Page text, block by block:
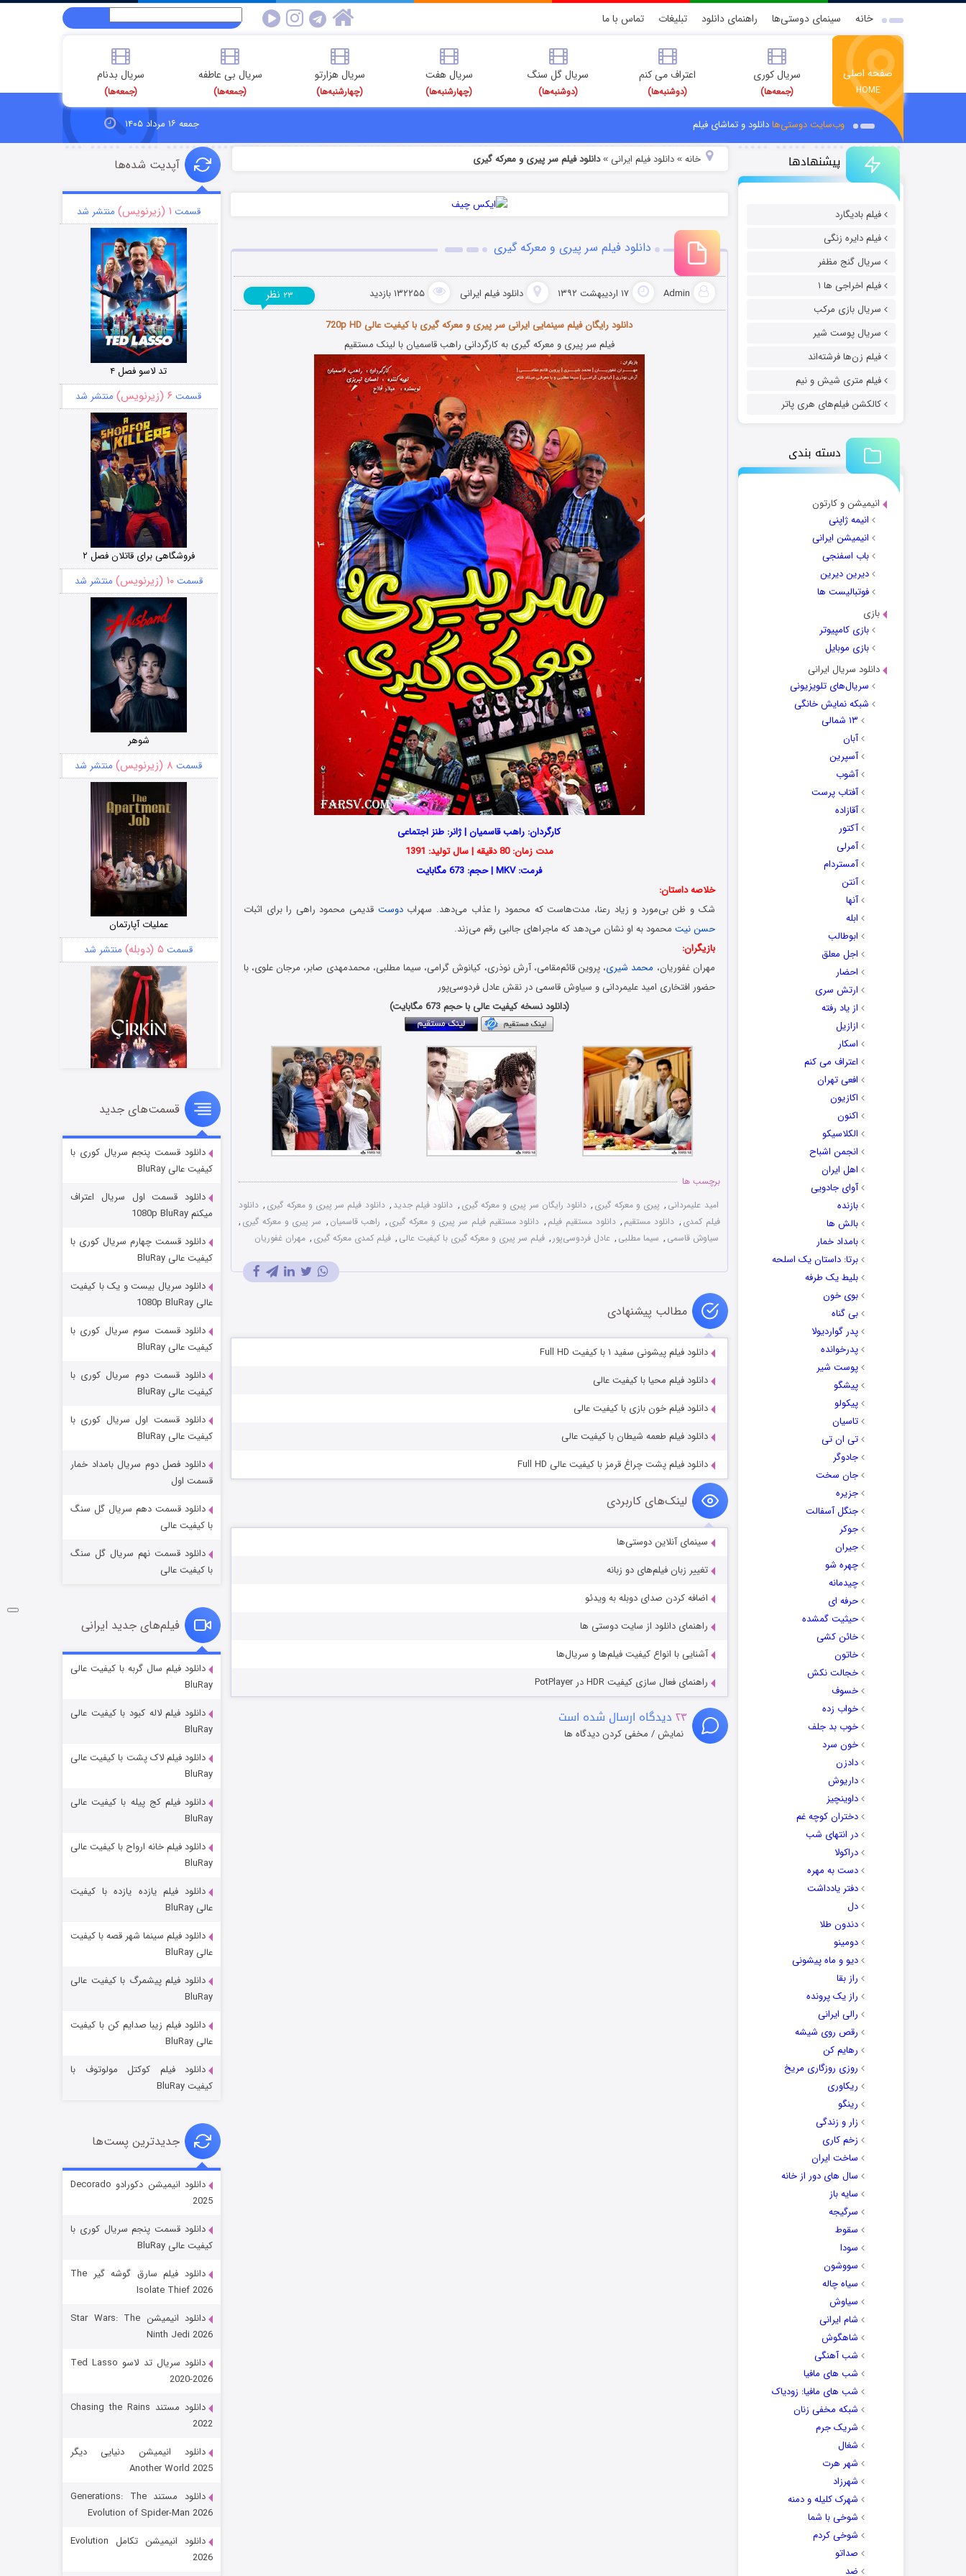
خانه سینمای دوستی‌ها راهنمای دانلود تبلیغات تماس با ما
صفحه اصلی
HOME
سریال کوری
(جمعه‌ها)
اعتراف می کنم
(دوشنبه‌ها)
سریال گل سنگ
(دوشنبه‌ها)
سریال هفت
(چهارشنبه‌ها)
سریال هزارتو
(چهارشنبه‌ها)
سریال بی عاطفه
(جمعه‌ها)
سریال بدنام
(جمعه‌ها)
وب‌سایت دوستی‌هادانلود و تماشای فیلم جمعه ۱۶ مرداد ۱۴۰۵
پیشنهادها
فیلم بادیگارد
فیلم دایره زنگی
سریال گنج مظفر
فیلم اخراجی ها ۱
سریال بازی مرکب
سریال پوست شیر
فیلم زن‌ها فرشته‌اند
فیلم متری شیش و نیم
کالکشن فیلم‌های هری پاتر
دسته بندی
انیمیشن و کارتون
انیمه ژاپنی
انیمیشن ایرانی
باب اسفنجی
دیرین دیرین
فوتبالیست ها
بازی
بازی کامپیوتر
بازی موبایل
دانلود سریال ایرانی
سریال‌های تلویزیونی
شبکه نمایش خانگی
۱۳ شمالی
آبان
آسپرین
آشوب
آفتاب پرست
آقازاده
آکتور
آمرلی
آمستردام
آنتن
آنها
ابله
ابوطالب
اجل معلق
احضار
ارتش سری
از یاد رفته
ازازیل
اسکار
اعتراف می کنم
افعی تهران
اکازیون
اکنون
الکلاسیکو
انجمن اشباح
اهل ایران
آوای جادویی
بازنده
بالش ها
بامداد خمار
برتا: داستان یک اسلحه
بلیط یک‌‌ طرفه
بوی خون
بی گناه
پدر گواردیولا
پدرخوانده
پوست شیر
پیشگو
پیکولو
تاسیان
تی ان تی
جادوگر
جان سخت
جزیره
جنگل آسفالت
جوکر
جیران
چهره شو
چیدمانه
حرفه ای
حیثیت گمشده
خائن کشی
خاتون
خجالت نکش
خسوف
خواب زده
خوب بد جلف
خون سرد
دادزن
داریوش
داوینچیز
دختران کوچه غم
در انتهای شب
دراکولا
دست به مهره
دفتر یادداشت
دل
دندون طلا
دومینو
دیو و ماه پیشونی
راز بقا
راز یک پرونده
رالی ایرانی
رقص روی شیشه
رهایم کن
روزی روزگاری مریخ
ریکاوری
رینگو
زار و زندگی
زخم کاری
ساخت ایران
سال های دور از خانه
سایه باز
سرگیجه
سقوط
سودا
سووشون
سیاه چاله
سیاوش
شام ایرانی
شاهگوش
شب آهنگی
شب های مافیا
شب های مافیا: زودیاک
شبکه مخفی زنان
شریک جرم
شغال
شهر هرت
شهرزاد
شهرک کلیله و دمنه
شوخی با شما
شوخی کردم
صداتو
ضد
خانه» دانلود فیلم‌ ایرانی »دانلود فیلم سر پیری و معرکه گیری
دانلود فیلم سر پیری و معرکه گیری
Admin ۱۷ اردیبهشت ۱۳۹۲ دانلود فیلم‌ ایرانی ۱۳۲۲۵۵ بازدید ۲۳ نظر
دانلود رایگان فیلم سینمایی ایرانی سر پیری و معرکه گیری با کیفیت عالی 720p HD
فیلم سر پیری و معرکه گیری به کارگردانی راهب قاسمیان با لینک مستقیم
کارگردان: راهب قاسمیان | ژانر: طنز اجتماعی
مدت زمان: 80 دقیقه | سال تولید: 1391
فرمت: MKV | حجم: 673 مگابایت
خلاصه داستان:
شک و ظن بی‌مورد و زیاد رعنا، مدت‌هاست که محمود را عذاب می‌دهد. سهرابدوست قدیمی محمود راهی را برای اثبات
حسن نیت محمود به او نشان می‌دهد که ماجراهای جالبی رقم می‌زند.
بازیگران:
مهران غفوریان، محمد شیری، پروین قائم‌مقامی، آرش نوذری، کیانوش گرامی، سیما مطلبی، محمد‌مهدی صابر، مرجان علوی، با
حضور افتخاری امید علیمردانی و سیاوش قاسمی در نقش عادل فردوسی‌پور
(دانلود نسخه کیفیت عالی با حجم 673 مگابایت)
برچسب ها
امید علیمردانی , پیری و معرکه گیری , دانلود رایگان سر پیری و معرکه گیری , دانلود فیلم جدید , دانلود فیلم سر پیری و معرکه گیری , دانلود
فیلم کمدی , دانلود مستقیم , دانلود مستقیم فیلم , دانلود مستقیم فیلم سر پیری و معرکه گیری , راهب قاسمیان , سر پیری و معرکه گیری ,
سیاوش قاسمی , سیما مطلبی , عادل فردوسی‌پور , فیلم سر پیری و معرکه گیری با کیفیت عالی , فیلم کمدی معرکه گیری , مهران غفوریان
مطالب پیشنهادی
دانلود فیلم پیشونی سفید ۱ با کیفیت Full HD
دانلود فیلم محیا با کیفیت عالی
دانلود فیلم خون بازی با کیفیت عالی
دانلود فیلم طعمه شیطان با کیفیت عالی
دانلود فیلم پشت چراغ قرمز با کیفیت عالی Full HD
لینک‌های کاربردی
سینمای آنلاین دوستی‌ها
تغییر زبان فیلم‌های دو زبانه
اضافه کردن صدای دوبله به ویدئو
راهنمای دانلود از سایت دوستی ها
آشنایی با انواع کیفیت فیلم‌ها و سریال‌ها
راهنمای فعال سازی کیفیت HDR در PotPlayer
۲۳ دیدگاه ارسال شده است
نمایش / مخفی کردن دیدگاه ها
آپدیت شده‌ها
قسمت ۱ (زیرنویس) منتشر شد
تد لاسو فصل ۴
قسمت ۶ (زیرنویس) منتشر شد
فروشگاهی برای قاتلان فصل ۲
قسمت۱۰ (زیرنویس) منتشر شد
شوهر
قسمت ۸ (زیرنویس) منتشر شد
عملیات آپارتمان
قسمت ۵ (دوبله) منتشر شد
سریال زشت
قسمت۲ (زیرنویس) منتشر شد
مردگان متحرک: شهر مرده ۳
شکست استوارت در نجات جهان
قسمت ۷ (زیرنویس) منتشر شد
شوگر فصل ۲
قسمت
خاندان اژدها فصل ۳
جادوگری در مغولستان
قسمت ۶ (زیرنویس)
رویایی برای تو
قسمت
قسمت‌های جدید
دانلود قسمت پنجم سریال کوری با
کیفیت عالی BluRay
دانلود قسمت اول سریال اعتراف
میکنم 1080p BluRay
دانلود قسمت چهارم سریال کوری با
کیفیت عالی BluRay
دانلود سریال بیست و یک با کیفیت
عالی 1080p BluRay
دانلود قسمت سوم سریال کوری با
کیفیت عالی BluRay
دانلود قسمت دوم سریال کوری با
کیفیت عالی BluRay
دانلود قسمت اول سریال کوری با
کیفیت عالی BluRay
دانلود فصل دوم سریال بامداد خمار
قسمت اول
دانلود قسمت دهم سریال گل سنگ
با کیفیت عالی
دانلود قسمت نهم سریال گل سنگ
با کیفیت عالی
فیلم‌های جدید ایرانی
دانلود فیلم سال گربه با کیفیت عالی
BluRay
دانلود فیلم لاله کبود با کیفیت عالی
BluRay
دانلود فیلم لاک پشت با کیفیت عالی
BluRay
دانلود فیلم کج‌ پیله با کیفیت عالی
BluRay
دانلود فیلم خانه ارواح با کیفیت عالی
BluRay
دانلود فیلم یازده یازده با کیفیت
عالی BluRay
دانلود فیلم سینما شهر قصه با کیفیت
عالی BluRay
دانلود فیلم پیشمرگ با کیفیت عالی
BluRay
دانلود فیلم زیبا صدایم کن با کیفیت
عالی BluRay
دانلود فیلم کوکتل مولوتوف با
کیفیت BluRay
جدیدترین پست‌ها
دانلود انیمیشن دکورادو Decorado
2025
دانلود قسمت پنجم سریال کوری با
کیفیت عالی BluRay
دانلود فیلم سارق گوشه گیر The
Isolate Thief 2026
دانلود انیمیشن Star Wars: The
Ninth Jedi 2026
دانلود سریال تد لاسو Ted Lasso
2020-2026
دانلود مستند Chasing the Rains
2022
دانلود انیمیشن دنیایی دیگر
Another World 2025
دانلود مستند Generations: The
Evolution of Spider-Man 2026
دانلود انیمیشن تکامل Evolution
2026